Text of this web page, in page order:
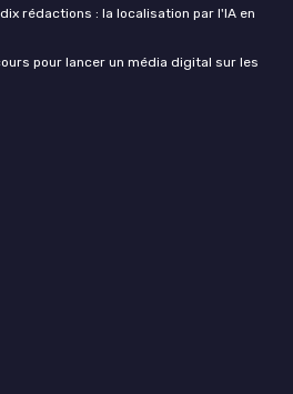
rédactions : la localisation par l'IA en
pour lancer un média digital sur les